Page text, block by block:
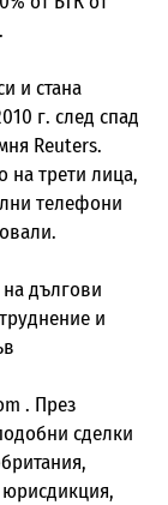
и стана
г. след спад
Reuters.
на трети лица,
телефони
дългови
и
. През
сделки
юрисдикция,